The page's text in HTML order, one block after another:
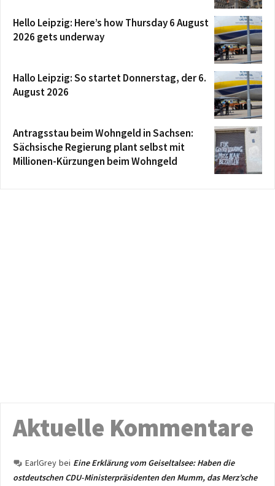
Hello Leipzig: Here’s how Thursday 6 August
2026 gets underway
Hallo Leipzig: So startet Donnerstag, der 6.
August 2026
Antragsstau beim Wohngeld in Sachsen:
Sächsische Regierung plant selbst mit
Millionen-Kürzungen beim Wohngeld
Aktuelle Kommentare
EarlGrey bei Eine Erklärung vom Geiseltalsee: Haben die
ostdeutschen CDU-Ministerpräsidenten den Mumm, das Merz’sche